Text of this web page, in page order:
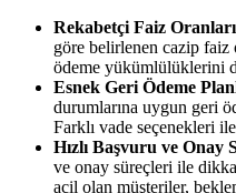
Rekabetçi Faiz
göre belirlenen cazip faiz
ödeme yükümlülüklerini
Esnek Geri Ödeme
durumlarına uygun geri
Farklı vade seçenekleri
Hızlı Başvuru ve Onay
ve onay süreçleri ile
acil olan müşteriler,